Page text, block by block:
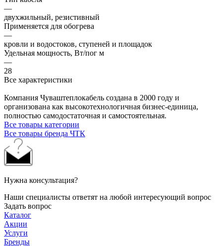
—
двухжильный, резистивный
Применяется для обогрева
—
кровли и водостоков, ступеней и площадок
Удельная мощность, Вт/пог м
—
28
Все характеристики
Компания Чуваштеплокабель создана в 2000 году и
организована как высокотехнологичная бизнес-единица,
полностью самодостаточная и самостоятельная.
Все товары категории
Все товары бренда ЧТК
Нужна консультация?
Наши специалисты ответят на любой интересующий вопрос
Задать вопрос
Каталог
Акции
Услуги
Бренды